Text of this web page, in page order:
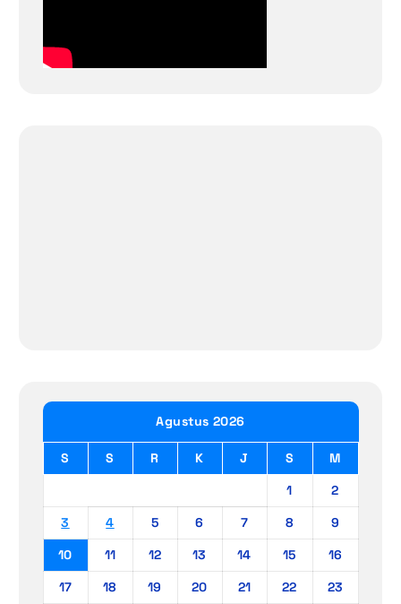
Agustus 2026
S S R K J S
M
1
2
3
4 5 6 7 8
9
10
11 12 13 14 15
16
17
18 19 20 21 22
23